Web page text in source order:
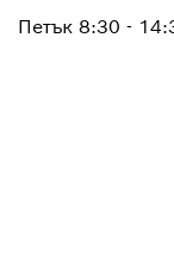
Петък 8:30 -